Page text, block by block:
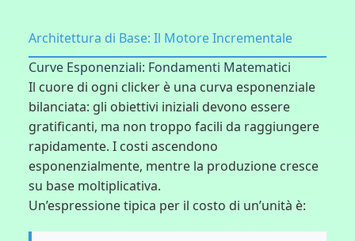
Architettura di Base: Il Motore Incrementale
Curve Esponenziali: Fondamenti Matematici
Il cuore di ogni clicker è una curva esponenziale
bilanciata: gli obiettivi iniziali devono essere
gratificanti, ma non troppo facili da raggiungere
rapidamente. I costi ascendono
esponenzialmente, mentre la produzione cresce
su base moltiplicativa.
Un’espressione tipica per il costo di un’unità è: